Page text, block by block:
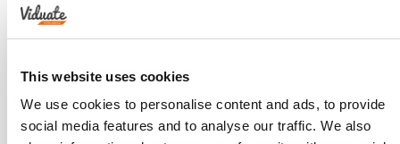
This website uses cookies
We use cookies to personalise content and ads, to provide
social media features and to analyse our traffic. We also
Ze willen ergens bij horen en er is geen ander medium te
bedenken dan digitale video om snel een hechte groep te
video’s voor meer sfeer en uitstraling. Daarom zijn lifestyle
video’s opwindender en beter geschikt voor gebruik in
blogs en roepen kijkers sneller op tot het nemen van actie.